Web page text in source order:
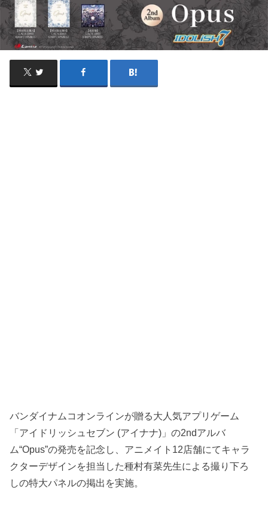
バンダイナムコオンラインが贈る大人気アプリゲーム
「アイドリッシュセブン (アイナナ)」の2ndアルバ
ム“Opus”の発売を記念し、アニメイト12店舗にてキャラ
クターデザインを担当した種村有菜先生による撮り下ろ
しの特大パネルの掲出を実施。